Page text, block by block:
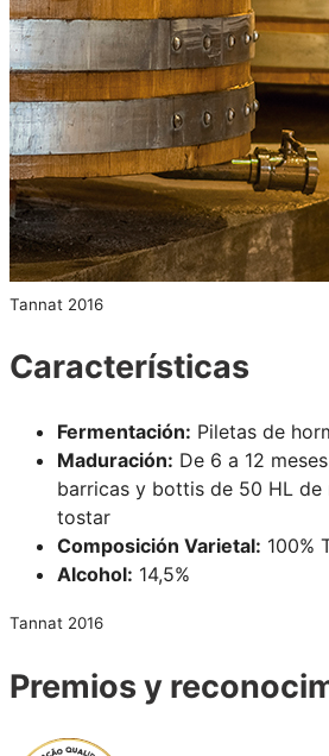
Tannat 2016
Características
Fermentación: Piletas de
Maduración: De 6 a 12
barricas y bottis de 50 HL de
tostar
Composición Varietal: 100%
Alcohol: 14,5%
Tannat 2016
Premios y